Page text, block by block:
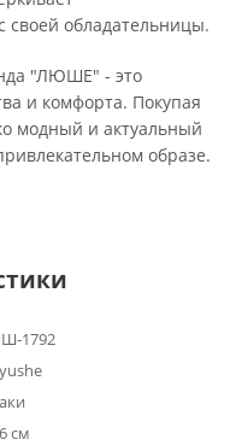
своей обладательницы.
"ЛЮШЕ" - это
и комфорта. Покупая
модный и актуальный
образе.
1792
см